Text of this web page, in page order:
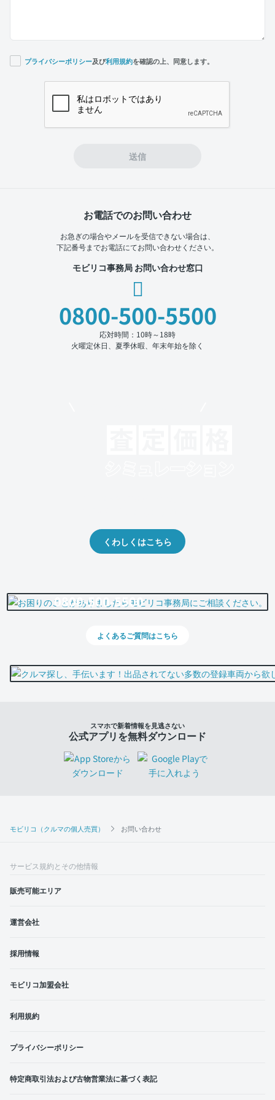
モビリコ（クルマの個人売買） お問い合わせ
プライバシーポリシー及び利用規約を確認の上、同意します。
送信
お電話でのお問い合わせ
お急ぎの場合やメールを受信できない場合は、
下記番号までお電話にてお問い合わせください。
モビリコ事務局 お問い合わせ窓口
0800-500-5500
応対時間：10時～18時
火曜定休日、夏季休暇、年末年始を除く
くわしくはこちら
0800-500-5500
よくあるご質問はこちら
スマホで新着情報を見逃さない
公式アプリを無料ダウンロード
サービス規約とその他情報
販売可能エリア
運営会社
採用情報
モビリコ加盟会社
利用規約
プライバシーポリシー
特定商取引法および古物営業法に基づく表記